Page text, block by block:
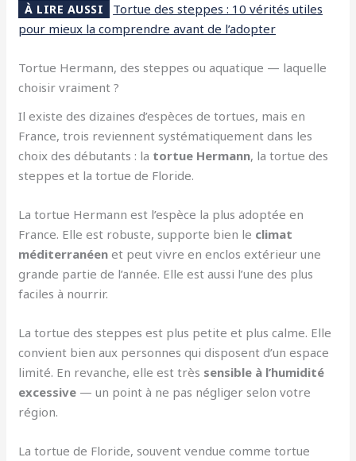
À LIRE AUSSI
Tortue des steppes : 10 vérités utiles
pour mieux la comprendre avant de l’adopter
Tortue Hermann, des steppes ou aquatique — laquelle
choisir vraiment ?
Il existe des dizaines d’espèces de tortues, mais en
France, trois reviennent systématiquement dans les
choix des débutants : la tortue Hermann, la tortue des
steppes et la tortue de Floride.
La tortue Hermann est l’espèce la plus adoptée en
France. Elle est robuste, supporte bien le climat
méditerranéen et peut vivre en enclos extérieur une
grande partie de l’année. Elle est aussi l’une des plus
faciles à nourrir.
La tortue des steppes est plus petite et plus calme. Elle
convient bien aux personnes qui disposent d’un espace
limité. En revanche, elle est très sensible à l’humidité
excessive — un point à ne pas négliger selon votre
région.
La tortue de Floride, souvent vendue comme tortue